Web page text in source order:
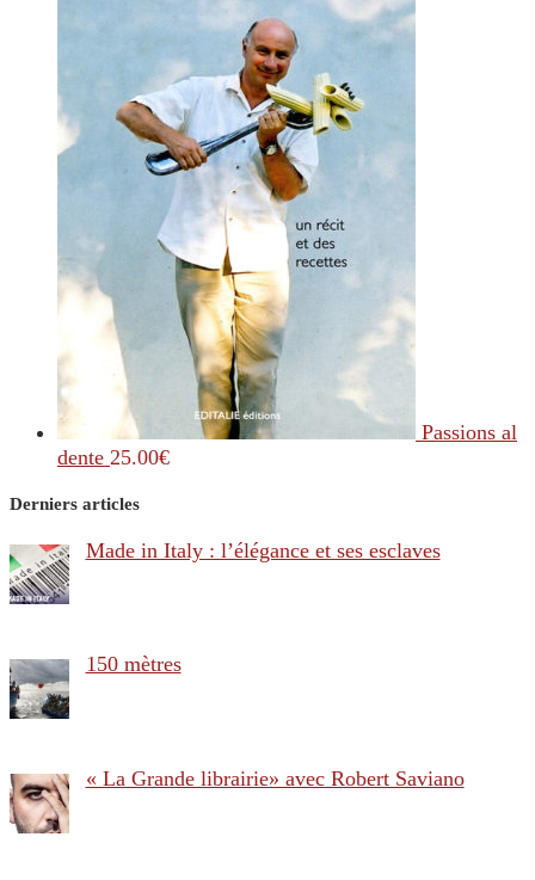
Passions al
dente 25.00€
Derniers articles
Made in Italy : l’élégance et ses esclaves
150 mètres
« La Grande librairie» avec Robert Saviano